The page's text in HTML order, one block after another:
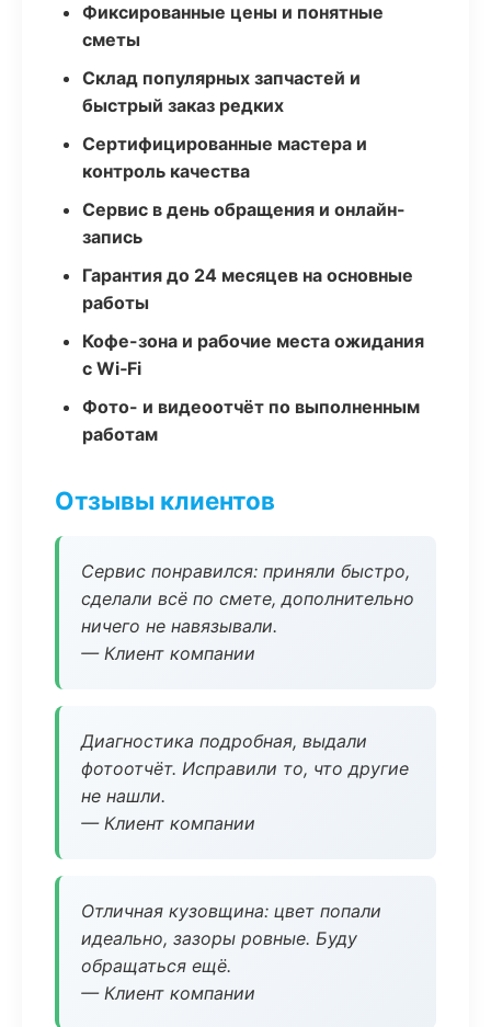
Фиксированные цены и понятные
сметы
Склад популярных запчастей и
быстрый заказ редких
Сертифицированные мастера и
контроль качества
Сервис в день обращения и онлайн-
запись
Гарантия до 24 месяцев на основные
работы
Кофе-зона и рабочие места ожидания
с Wi‑Fi
Фото- и видеоотчёт по выполненным
работам
Отзывы клиентов
Сервис понравился: приняли быстро,
сделали всё по смете, дополнительно
ничего не навязывали.
— Клиент компании
Диагностика подробная, выдали
фотоотчёт. Исправили то, что другие
не нашли.
— Клиент компании
Отличная кузовщина: цвет попали
идеально, зазоры ровные. Буду
обращаться ещё.
— Клиент компании